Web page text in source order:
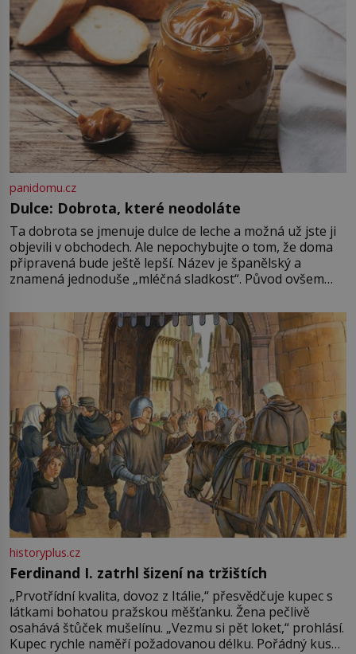
přibližně od 10. století. Volnější
období […]
panidomu.cz
Dulce: Dobrota, které neodoláte
Ta dobrota se jmenuje dulce de leche a možná už jste ji
objevili v obchodech. Ale nepochybujte o tom, že doma
připravená bude ještě lepší. Název je španělský a
znamená jednoduše „mléčná sladkost“. Původ ovšem
pře hned několik latinskoamerických zemí a k tomu
Francie, kde se traduje,
historyplus.cz
Ferdinand I. zatrhl šizení na tržištích
„Prvotřídní kvalita, dovoz z Itálie,“ přesvědčuje kupec s
látkami bohatou pražskou měšťanku. Žena pečlivě
osahává štůček mušelínu. „Vezmu si pět loket,“ prohlásí.
Kupec rychle naměří požadovanou délku. Pořádný kus